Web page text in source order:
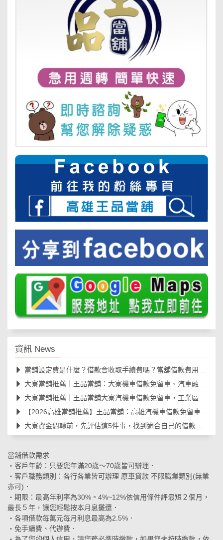
資訊 News
當舖設定費是什麼？借款會收取手續費嗎？當舖借款費用與規範一次看懂
大寮當舖推薦｜王品當舖：大寮機車借款免留車、汽車融資合法快速撥款
大寮當舖推薦｜王品當舖大寮汽機車借款免留車，工業區朋友最放心選擇
【2026高雄當舖推薦】王品當舖：高雄汽機車借款免留車、線上安全諮詢、資金周轉大
大寮資金週轉前，先評估這5件事，找到適合自己的借款方式
當舖借款需求
‧客戶年齡：只要您年滿20歲～70歲皆可辦理．
‧客戶職務類別：各行各業皆可辦理 原車貸款 不限職業類別(無業
亦可)．
‧期限：最高年利率為30%。4%~12%依信用條件評最短２個月，
最長５年，讓您輕鬆按本月息攤還．
‧各項借款每萬元每月利息最高為2.5%．
‧免手續費、代辦費．